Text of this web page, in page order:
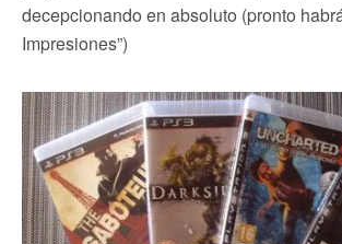
decepcionando en absoluto (pronto
Impresiones”)